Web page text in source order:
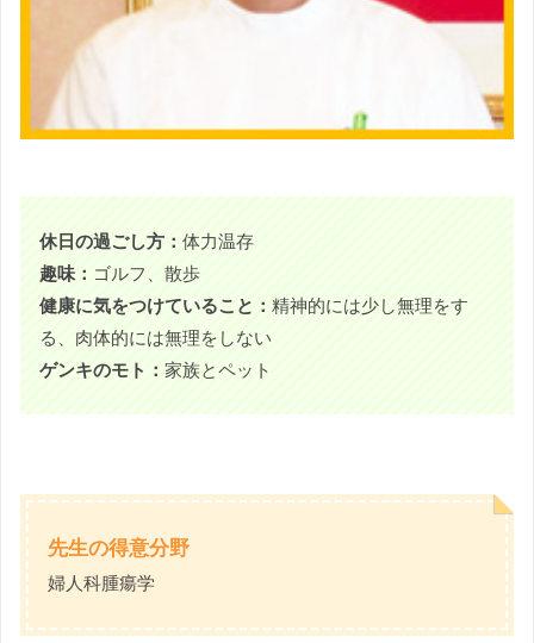
休日の過ごし方： 体力温存
趣味 ： ゴルフ、散歩
健康に気をつけていること： 精神的には少し無理をす
る、肉体的には無理をしない
ゲンキのモト： 家族とペット
先生の得意分野
婦人科腫瘍学